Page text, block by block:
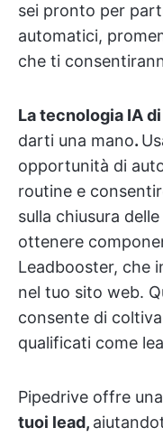
sei pronto per
automatici,
che ti
La tecnologia IA
darti una mano.
opportunità di
routine e
sulla chiusura
ottenere
Leadbooster, che
nel tuo sito web.
consente di
qualificati come
Pipedrive offre una
tuoi lead,